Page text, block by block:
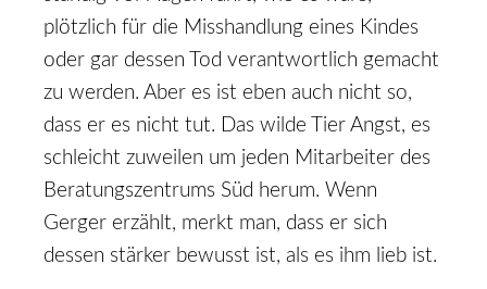
plötzlich für die Misshandlung eines Kindes
oder gar dessen Tod verantwortlich gemacht
zu werden. Aber es ist eben auch nicht so,
dass er es nicht tut. Das wilde Tier Angst, es
schleicht zuweilen um jeden Mitarbeiter des
Beratungszentrums Süd herum. Wenn
Gerger erzählt, merkt man, dass er sich
dessen stärker bewusst ist, als es ihm lieb ist.